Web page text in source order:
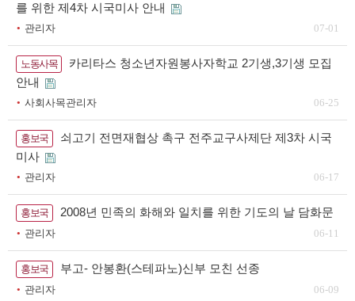
를 위한 제4차 시국미사 안내
관리자 07-01
노동사목
카리타스 청소년자원봉사자학교 2기생,3기생 모집
안내
사회사목관리자 06-25
홍보국
쇠고기 전면재협상 촉구 전주교구사제단 제3차 시국
미사
관리자 06-17
홍보국 2008년 민족의 화해와 일치를 위한 기도의 날 담화문
관리자 06-11
홍보국 부고- 안봉환(스테파노)신부 모친 선종
관리자 06-09